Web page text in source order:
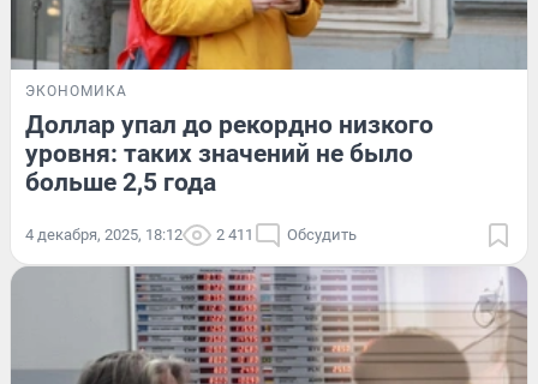
ЭКОНОМИКА
Доллар упал до рекордно низкого
уровня: таких значений не было
больше 2,5 года
4 декабря, 2025, 18:12 2 411 Обсудить